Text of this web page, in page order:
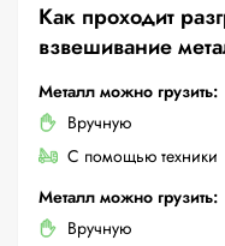
Как проходит
взвешивание
Металл можно грузить:
Вручную
С помощью техники
Металл можно грузить:
Вручную